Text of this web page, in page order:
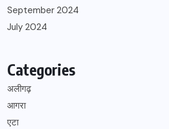
September 2024
July 2024
Categories
अलीगढ़
आगरा
एटा